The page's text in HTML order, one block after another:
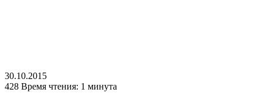
30.10.2015
428 Время чтения: 1 минута